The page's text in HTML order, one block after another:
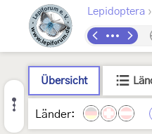
Lepidoptera ›
Übersicht
Länder: